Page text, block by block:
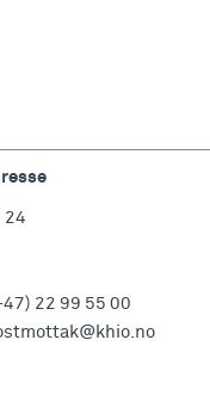
24
22 99 55 00